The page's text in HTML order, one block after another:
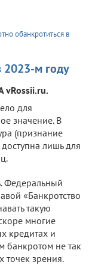
обанкротиться в
2023-м году
vRossii.ru.
для
значение. В
(признание
лишь для
Федеральный
«Банкротство
такую
многие
кредитах и
банкротом не так
точек зрения.